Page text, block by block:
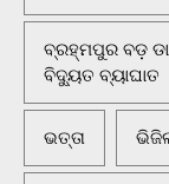
ବ୍ରହ୍ମପୁର ବଡ଼
ବିଦ୍ୟୁତ ବ୍ୟାଘାତ
ଭତ୍ତା